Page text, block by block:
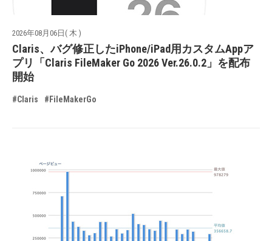
2026年08月06日( 木 )
Claris、バグ修正したiPhone/iPad用カスタムAppア
プリ「Claris FileMaker Go 2026 Ver.26.0.2」を配布
開始
#Claris #FileMakerGo